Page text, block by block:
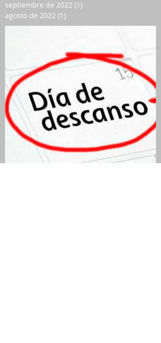
septiembre de 2022 (1)
agosto de 2022 (1)